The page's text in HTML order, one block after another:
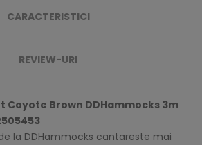
CARACTERISTICI
REVIEW-URI
Coyote Brown DDHammocks 3m
la DDHammocks cantareste mai